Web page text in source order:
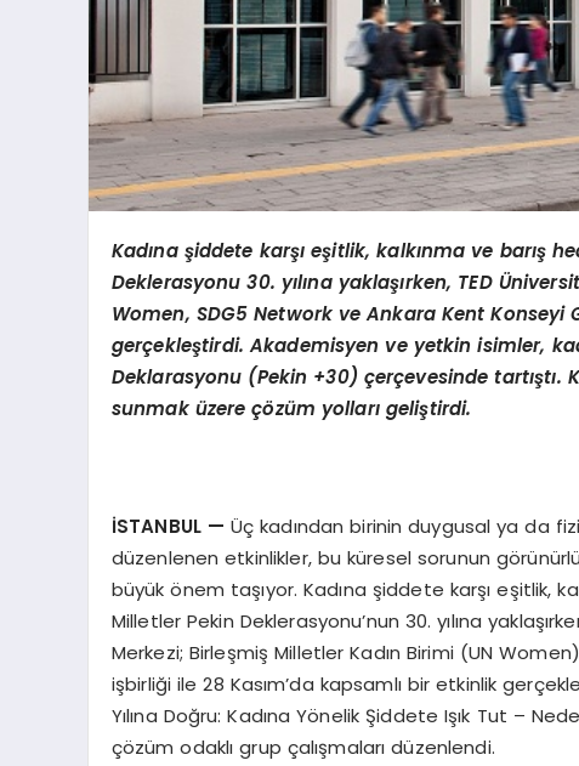
Kadına şiddete karşı eşitlik, kalkınma ve barış
Deklerasyonu 30. yılına yaklaşırken, TED
Women, SDG5 Network ve Ankara Kent
gerçekleştirdi. Akademisyen ve yetkin isimler,
Deklarasyonu (Pekin +30) çerçevesinde tartıştı.
sunmak üzere çözüm yolları geliştirdi.
İSTANBUL — Üç kadından birinin duygusal ya da
düzenlenen etkinlikler, bu küresel sorunun
büyük önem taşıyor. Kadına şiddete karşı eşitlik,
Milletler Pekin Deklerasyonu’nun 30. yılına
Merkezi; Birleşmiş Milletler Kadın Birimi (UN
işbirliği ile 28 Kasım’da kapsamlı bir etkinlik
Yılına Doğru: Kadına Yönelik Şiddete Işık Tut –
çözüm odaklı grup çalışmaları düzenlendi.